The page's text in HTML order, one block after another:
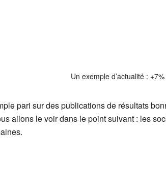
Un exemple d’actualité :
pari sur des publications de résultats
allons le voir dans le point suivant : les